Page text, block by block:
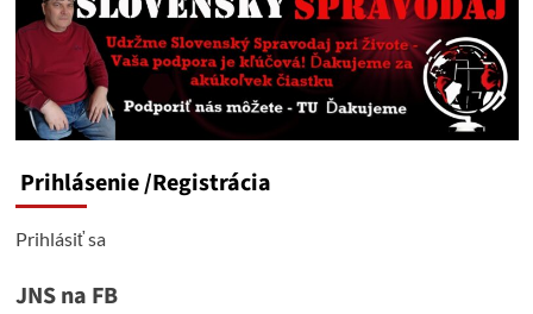
Prihlásenie/Registrácia
Prihlásiť sa
JNS na FB